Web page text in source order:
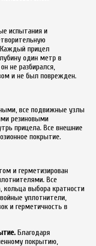
испытания и
прицел
один метр в
не разбирался,
и не был поврежден.
все подвижные узлы
резиновыми
прицела. Все внешние
покрытие.
и герметизирован
Все
кольца выбора кратности
уплотнители,
и герметичность в
Благодаря
покрытию,